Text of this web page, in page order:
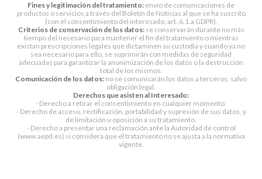
Fines y legitimación del tratamiento: envío de comunicaciones de
productos o servicios a través del Boletín de Noticias al que se ha suscrito
(con el consentimiento del interesado, art. 6.1.a GDPR).
Criterios de conservación de los datos:se conservarán durante no más
tiempo del necesario para mantener el fin del tratamiento o mientras
existan prescripciones legales que dictaminen su custodia y cuando ya no
sea necesario para ello, se suprimirán con medidas de seguridad
adecuadas para garantizar la anonimización de los datos o la destrucción
total de los mismos.
Comunicación de los datos: no se comunicarán los datos a terceros, salvo
obligación legal.
Derechos que asisten al Interesado:
- Derecho a retirar el consentimiento en cualquier momento.
- Derecho de acceso, rectificación, portabilidad y supresión de sus datos, y
de limitación u oposición a su tratamiento.
- Derecho a presentar una reclamación ante la Autoridad de control
(www.aepd.es) si considera que el tratamiento no se ajusta a la normativa
vigente.